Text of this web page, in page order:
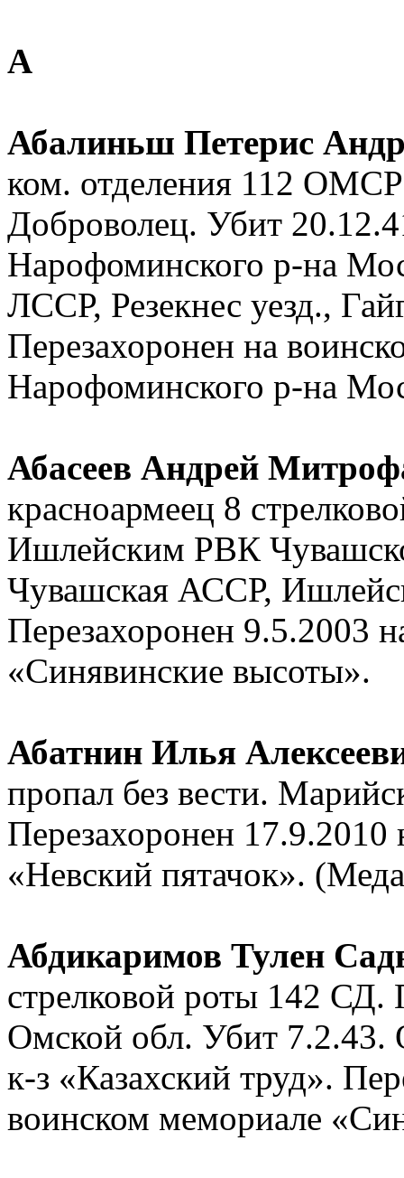
А
Абалиньш Петерис
ком. отделения 112
Доброволец. Убит
Нарофоминского р-на
ЛССР, Резекнес уезд.,
Перезахоронен на
Нарофоминского р-на
Абасеев Андрей
красноармеец 8
Ишлейским РВК
Чувашская АССР,
Перезахоронен 9.5.2003
«Синявинские высоты».
Абатнин Илья
пропал без вести.
Перезахоронен
«Невский пятачок».
Абдикаримов Тулен
стрелковой роты 142
Омской обл. Убит 7.2.43.
к-з «Казахский труд».
воинском мемориале